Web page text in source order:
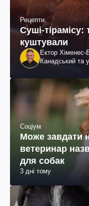
Рецепти
Суші-
куштували
Ектор Хіменес-
Канадський та
Соціум
Може завдати
ветеринар
для собак
3 дні тому